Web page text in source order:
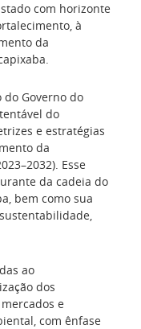
com horizonte
à
da
Governo do
do
e estratégias
da
Esse
da cadeia do
bem como sua
ao
dos
e
com ênfase